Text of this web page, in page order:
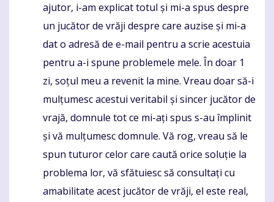
ajutor, i-am explicat totul și mi-a spus despre
un jucător de vrăji despre care auzise și mi-a
dat o adresă de e-mail pentru a scrie acestuia
pentru a-i spune problemele mele. În doar 1
zi, soțul meu a revenit la mine. Vreau doar să-i
mulțumesc acestui veritabil și sincer jucător de
vrajă, domnule tot ce mi-ați spus s-au împlinit
și vă mulțumesc domnule. Vă rog, vreau să le
spun tuturor celor care caută orice soluție la
problema lor, vă sfătuiesc să consultați cu
amabilitate acest jucător de vrăji, el este real,